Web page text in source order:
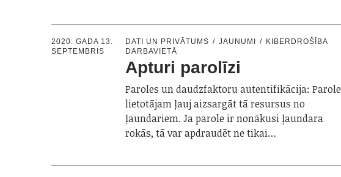
2020. GADA 13.
SEPTEMBRIS
DATI UN PRIVĀTUMS JAUNUMI
KIBERDROŠĪBA
DARBAVIETĀ
Apturi parolīzi
Paroles un daudzfaktoru autentifikācija: Parole
lietotājam ļauj aizsargāt tā resursus no
ļaundariem. Ja parole ir nonākusi ļaundara
rokās, tā var apdraudēt ne tikai…